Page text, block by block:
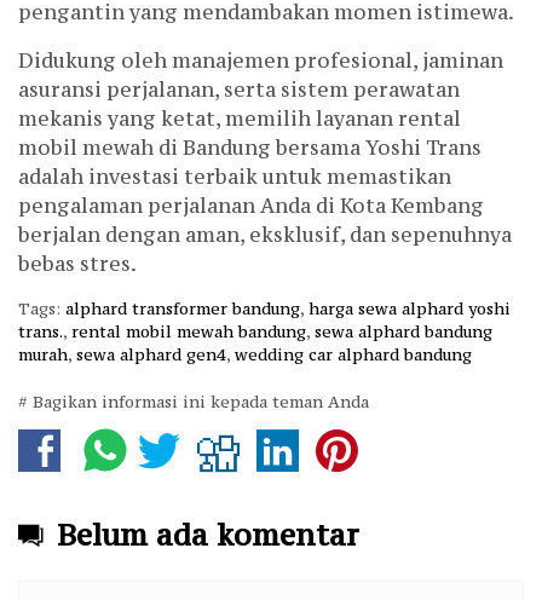
pengantin yang mendambakan momen istimewa.
Didukung oleh manajemen profesional, jaminan
asuransi perjalanan, serta sistem perawatan
mekanis yang ketat, memilih layanan rental
mobil mewah di Bandung bersama Yoshi Trans
adalah investasi terbaik untuk memastikan
pengalaman perjalanan Anda di Kota Kembang
berjalan dengan aman, eksklusif, dan sepenuhnya
bebas stres.
Tags: alphard transformer bandung, harga sewa alphard yoshi
trans., rental mobil mewah bandung, sewa alphard bandung
murah, sewa alphard gen4, wedding car alphard bandung
# Bagikan informasi ini kepada teman Anda
Belum ada komentar